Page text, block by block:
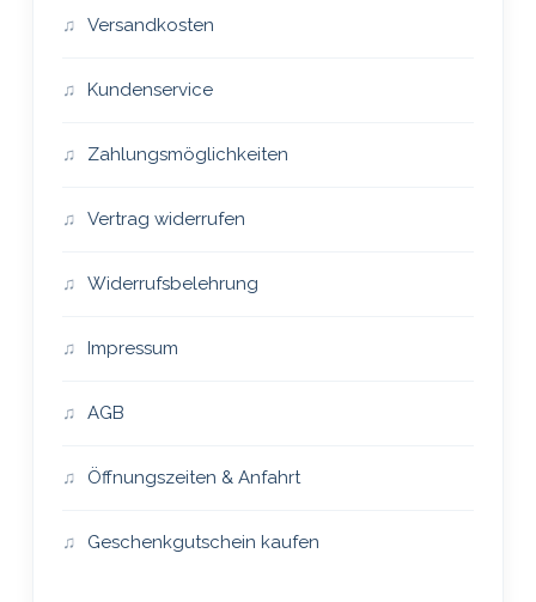
Versandkosten
Kundenservice
Zahlungsmöglichkeiten
Vertrag widerrufen
Widerrufsbelehrung
Impressum
AGB
Öffnungszeiten & Anfahrt
Geschenkgutschein kaufen